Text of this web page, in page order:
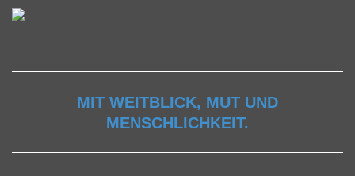
MIT WEITBLICK, MUT UND
MENSCHLICHKEIT.